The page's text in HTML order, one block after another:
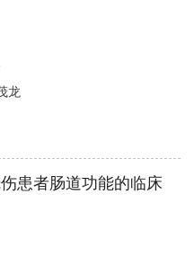
龙
患者肠道功能的临床